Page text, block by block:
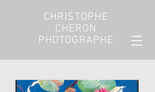
CHRISTOPHE
CHERON
PHOTOGRAPHE